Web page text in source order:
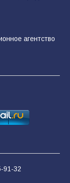
агентство
91-32